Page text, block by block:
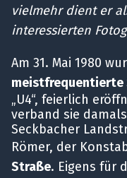
vielmehr dient er
interessierten
Am 31. Mai 1980
„U4“, feierlich
verband sie
Seckbacher
Römer, der
Straße. Eigens für